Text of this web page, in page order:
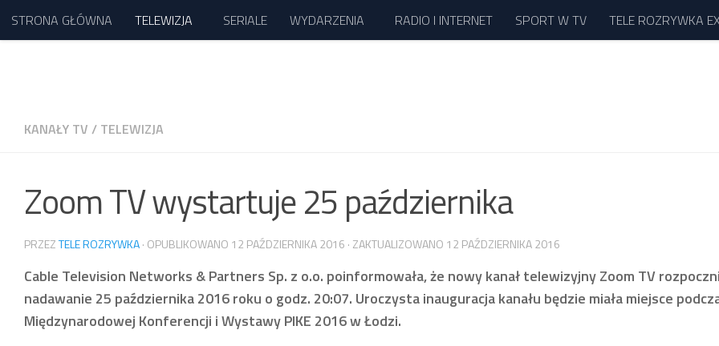
Przejdź do treści
STRONA GŁÓWNA TELEWIZJA SERIALE WYDARZENIA RADIO I INTERNET SPORT W TV TELE ROZRYWKA
KANAŁY TV / TELEWIZJA
Zoom TV wystartuje 25 października
PRZEZTELE ROZRYWKA· OPUBLIKOWANO 12 PAŹDZIERNIKA 2016 · ZAKTUALIZOWANO 12 PAŹDZIERNIKA 2016
Cable Television Networks & Partners Sp. z o.o. poinformowała, że nowy kanał telewizyjny Zoom TV
nadawanie 25 października 2016 roku o godz. 20:07. Uroczysta inauguracja kanału będzie miała miejsce
Międzynarodowej Konferencji i Wystawy PIKE 2016 w Łodzi.